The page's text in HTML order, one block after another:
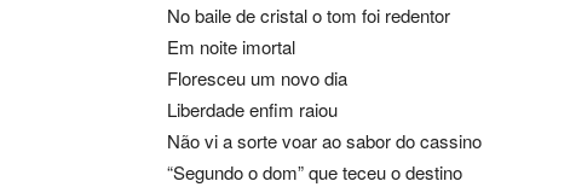
No baile de cristal o tom foi redentor
Em noite imortal
Floresceu um novo dia
Liberdade enfim raiou
Não vi a sorte voar ao sabor do cassino
“Segundo o dom” que teceu o destino